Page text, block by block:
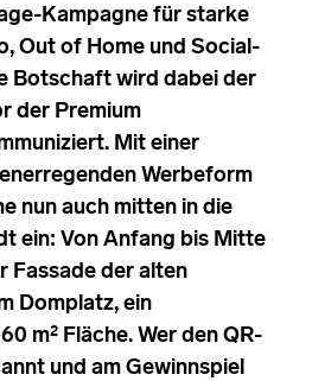
Kampagne für starke
Out of Home und Social-
Botschaft wird dabei der
der Premium
Mit einer
Werbeform
nun auch mitten in die
ein: Von Anfang bis Mitte
Fassade der alten
Domplatz, ein
m² Fläche. Wer den QR-
und am Gewinnspiel